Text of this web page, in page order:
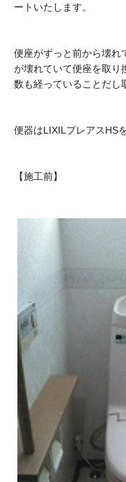
ートいたします。
便座がずっと前から壊れ
が壊れていて便座を取り
数も経っていることだし
便器はLIXILプレアスHS
【施工前】